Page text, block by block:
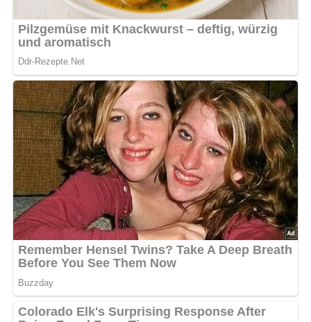
Jetzt Sterne vergeben – Rezept
bewerten
5/5(1 Bewertung)